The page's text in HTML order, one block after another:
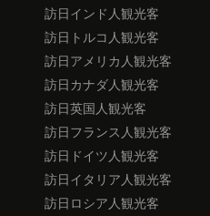
訪日インド人観光客
訪日トルコ人観光客
訪日アメリカ人観光客
訪日カナダ人観光客
訪日英国人観光客
訪日フランス人観光客
訪日ドイツ人観光客
訪日イタリア人観光客
訪日ロシア人観光客